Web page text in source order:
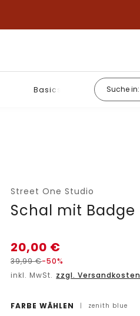
Basics
Street One Studio
Schal mit Badge
20,00 €
39,99€-50%
inkl. MwSt. zzgl. Versandkosten
FARBE WÄHLEN | zenith blue